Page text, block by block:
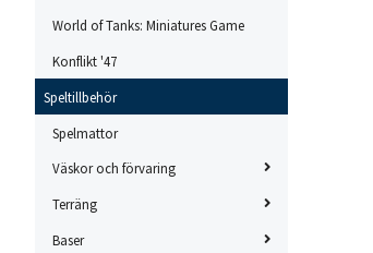
World of Tanks: Miniatures Game
Konflikt '47
Speltillbehör
Spelmattor
Väskor och förvaring
Terräng
Baser